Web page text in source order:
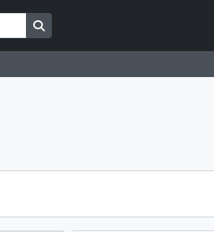
Busque na página de navegação